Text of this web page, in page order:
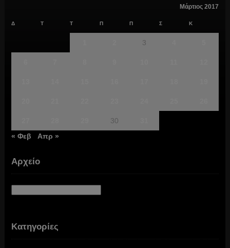
Μάρτιος 2017
Δ Τ Τ Π Π Σ Κ
3
30
« Φεβ
Απρ »
Αρχείο
Κατηγορίες